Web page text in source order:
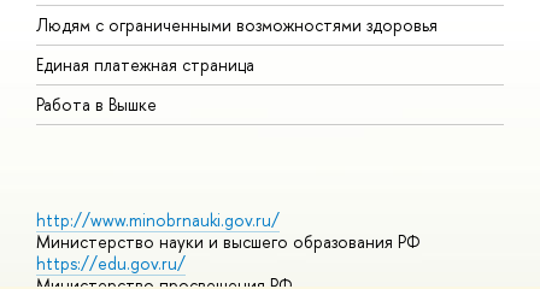
Людям с ограниченными возможностями здоровья
Единая платежная страница
Работа в Вышке
http://www.minobrnauki.gov.ru/
Министерство науки и высшего образования РФ
https://edu.gov.ru/